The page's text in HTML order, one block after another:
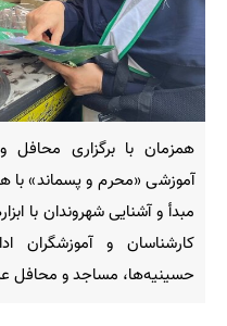
همزمان با برگزاری محافل
آموزشی «محرم و پسماند»
مبدأ و آشنایی شهروندان با
حسینیه‌ها، مساجد و محافل